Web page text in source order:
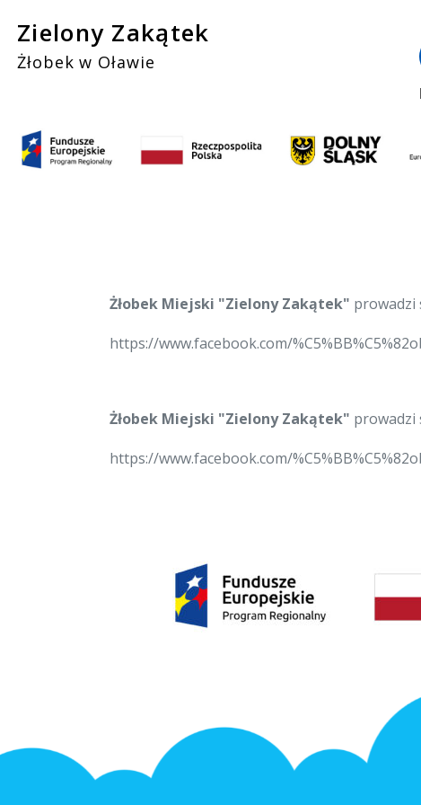
content
Zielony Zakątek
Żłobek w Oławie
Żłobek Miejski "Zielony Zakątek" prowadzi
https://www.facebook.com/
Żłobek Miejski "Zielony Zakątek" prowadzi
https://www.facebook.com/